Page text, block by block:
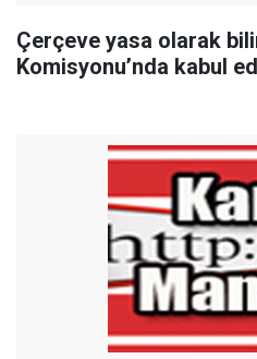
Çerçeve yasa olarak
Komisyonu’nda kabul